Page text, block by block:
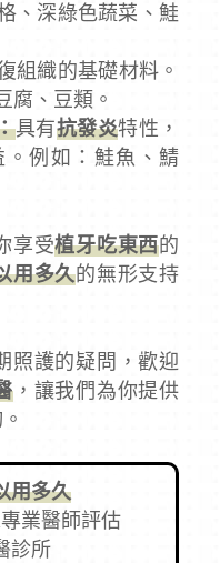
、深綠色蔬菜、鮭
組織的基礎材料。
腐、豆類。
具有抗發炎特性，
例如：鮭魚、鯖
享受植牙吃東西的
用多久的無形支持
照護的疑問，歡迎
，讓我們為你提供
用多久
業醫師評估
診所